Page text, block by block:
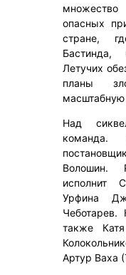
опасных
стране,
Бастинда,
Летучих
планы
масштабную
Над
команда.
Волошин.
исполнит
Урфина
также
Артур Ваха